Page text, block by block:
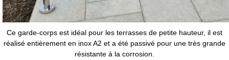
Ce garde-corps est idéal pour les terrasses de petite hauteur, il est
réalisé entièrement en inox A2 et a été passivé pour une très grande
résistante à la corrosion.